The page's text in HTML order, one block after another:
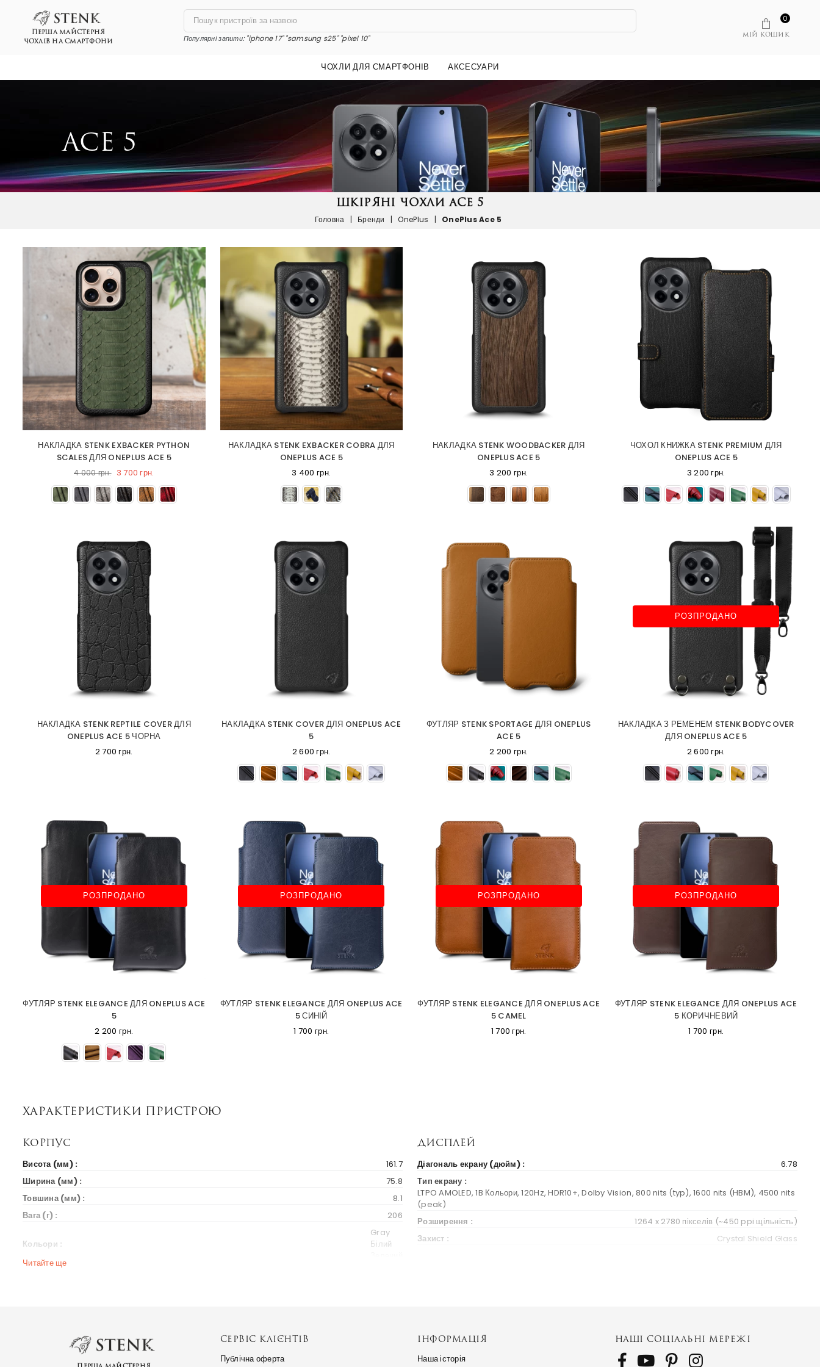
ПЕРША МАЙСТЕРНЯ
ЧОХЛІВ НА СМАРТФОНИ
Популярні запити:"iphone 17" "samsung s25" "pixel 10" МІЙ КОШИК
0
ЧОХЛИ ДЛЯ СМАРТФОНІВ АКСЕСУАРИ
ШКІРЯНІ ЧОХЛИ ACE 5
Головна | Бренди | OnePlus | OnePlus Ace 5
НАКЛАДКА STENK EXBACKER PYTHON
SCALES ДЛЯ ONEPLUS ACE 5
4 000 грн. 3 700 грн.
НАКЛАДКА STENK EXBACKER COBRA ДЛЯ
ONEPLUS ACE 5
3 400 грн.
НАКЛАДКА STENK WOODBACKER ДЛЯ
ONEPLUS ACE 5
3 200 грн.
ЧОХОЛ КНИЖКА STENK PREMIUM ДЛЯ
ONEPLUS ACE 5
3 200 грн.
НАКЛАДКА STENK REPTILE COVER ДЛЯ
ONEPLUS ACE 5 ЧОРНА
2 700 грн.
НАКЛАДКА STENK COVER ДЛЯ ONEPLUS ACE
5
2 600 грн.
ФУТЛЯР STENK SPORTAGE ДЛЯ ONEPLUS
ACE 5
2 200 грн.
РОЗПРОДАНО
НАКЛАДКА З РЕМЕНЕМ STENK BODYCOVER
ДЛЯ ONEPLUS ACE 5
2 600 грн.
РОЗПРОДАНО
ФУТЛЯР STENK ELEGANCE ДЛЯ ONEPLUS ACE
5
2 200 грн.
РОЗПРОДАНО
ФУТЛЯР STENK ELEGANCE ДЛЯ ONEPLUS ACE
5 СИНІЙ
1 700 грн.
РОЗПРОДАНО
ФУТЛЯР STENK ELEGANCE ДЛЯ ONEPLUS ACE
5 CAMEL
1 700 грн.
РОЗПРОДАНО
ФУТЛЯР STENK ELEGANCE ДЛЯ ONEPLUS ACE
5 КОРИЧНЕВИЙ
1 700 грн.
Характеристики пристрою
Корпус
Висота (мм) :
161.7
Ширина (мм) :
75.8
Товшина (мм) :
8.1
Вага (г) :
206
Кольори :
Gray
Білий
Дисплей
Діагональ екрану (дюйм) :
6.78
Тип екрану :
LTPO AMOLED, 1B Кольори, 120Hz, HDR10+, Dolby Vision, 800 nits (typ), 1600 nits (HBM), 4500 nits
(peak)
Розширення :
1264 x 2780 пікселів (~450 ppi щільність)
Захист :
Crystal Shield Glass
Платформа
Читайте ще
СЕРВІС КЛІЄНТІВ
Публічна оферта
ІНФОРМАЦІЯ
Наша історія
НАШІ СОЦІАЛЬНІ МЕРЕЖІ